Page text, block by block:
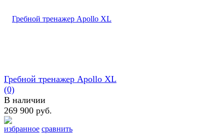
избранное сравнить
Гребной тренажер Apollo XL
(0)
В наличии
269 900 руб.